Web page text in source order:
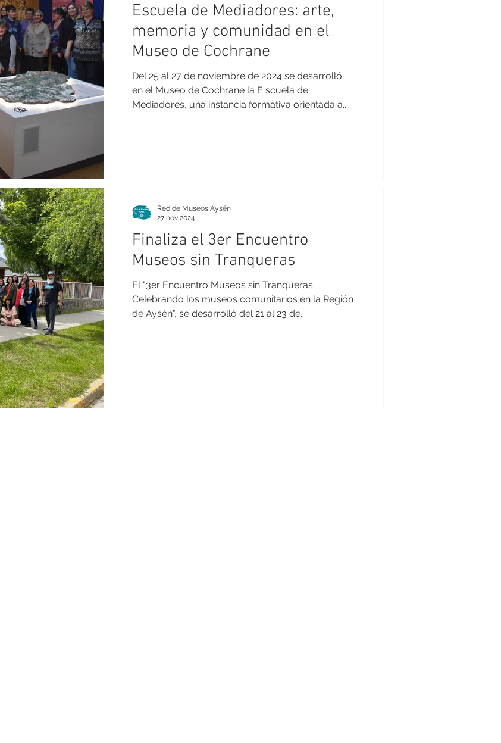
Escuela de Mediadores: arte,
memoria y comunidad en el
Museo de Cochrane
Del 25 al 27 de noviembre de 2024 se desarrolló
en el Museo de Cochrane la E scuela de
Mediadores, una instancia formativa orientada a...
Finaliza el 3er Encuentro
Museos sin Tranqueras
El "3er Encuentro Museos sin Tranqueras:
Celebrando los museos comunitarios en la Región
de Aysén", se desarrolló del 21 al 23 de...
Red de Museos Aysén
27 nov 2024